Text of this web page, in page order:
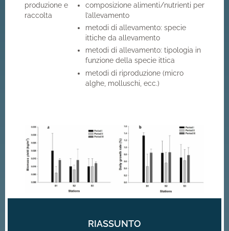
produzione e
raccolta
composizione alimenti/nutrienti per
l’allevamento
metodi di allevamento: specie
ittiche da allevamento
metodi di allevamento: tipologia in
funzione della specie ittica
metodi di riproduzione (micro
alghe, molluschi, ecc.)
RIASSUNTO